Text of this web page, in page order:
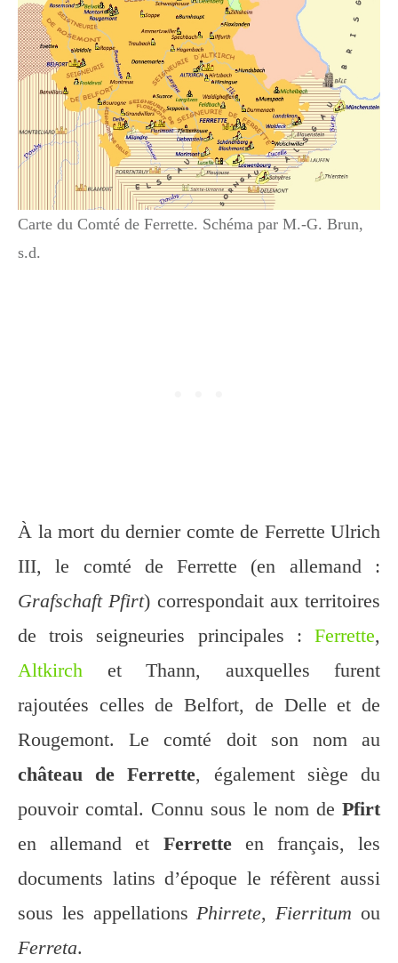
Carte du Comté de Ferrette. Schéma par M.-G. Brun,
s.d.
À la mort du dernier comte de Ferrette Ulrich
III, le comté de Ferrette (en allemand :
Grafschaft Pfirt) correspondait aux territoires
de trois seigneuries principales : Ferrette,
Altkirch et Thann, auxquelles furent
rajoutées celles de Belfort, de Delle et de
Rougemont. Le comté doit son nom au
château de Ferrette, également siège du
pouvoir comtal. Connu sous le nom de Pfirt
en allemand et Ferretteen français, les
documents latins d’époque le réfèrent aussi
sous les appellations Phirrete, Fierritum ou
Ferreta.